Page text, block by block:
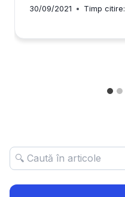
30/09/2021 Timp citire: